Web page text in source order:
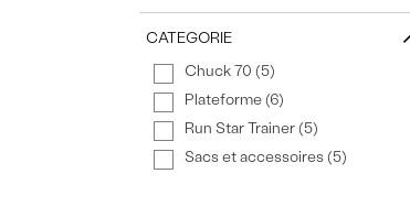
CATEGORIE
Chuck 70 (5)
Plateforme (6)
Run Star Trainer (5)
Sacs et accessoires (5)